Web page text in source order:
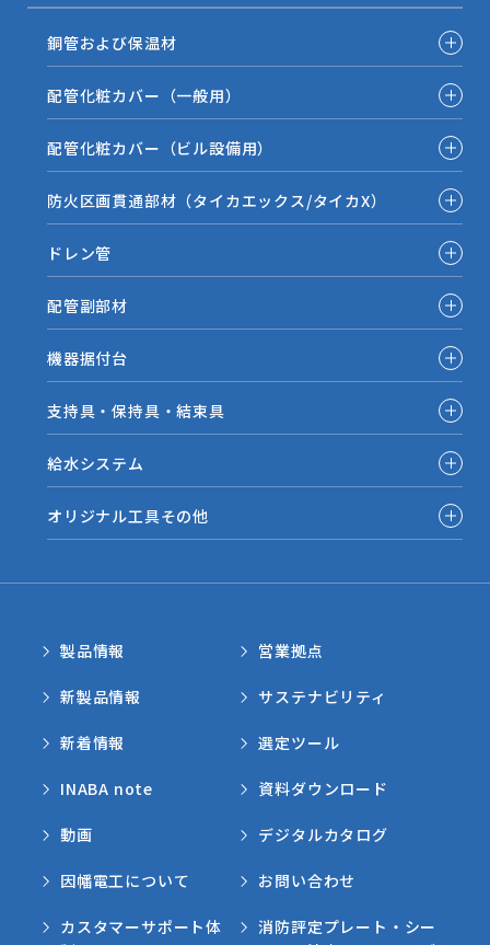
銅管および保温材
配管化粧カバー（一般用）
配管化粧カバー（ビル設備用）
防火区画貫通部材（タイカエックス/タイカX）
ドレン管
配管副部材
機器据付台
支持具・保持具・結束具
給水システム
オリジナル工具その他
製品情報
新製品情報
新着情報
INABA note
動画
因幡電工について
カスタマーサポート体
営業拠点
サステナビリティ
選定ツール
資料ダウンロード
デジタルカタログ
お問い合わせ
消防評定プレート・シー